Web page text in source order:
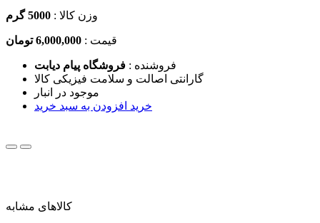
وزن کالا : 5000 گرم
قیمت : 6,000,000 تومان
فروشنده : فروشگاه پیام دیابت
گارانتی اصالت و سلامت فیزیکی کالا
موجود در انبار
خرید افزودن به سبد خرید
کالاهای مشابه